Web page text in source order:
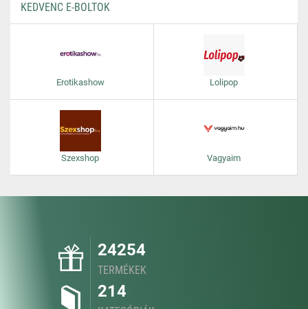
KEDVENC E-BOLTOK
Erotikashow Lolipop
Szexshop Vagyaim
24254
TERMÉKEK
214